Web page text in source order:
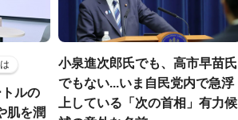
ルの
肌を潤
小泉進次郎氏でも、高市早苗氏
でもない...いま自民党内で急浮
上している「次の首相」有力候